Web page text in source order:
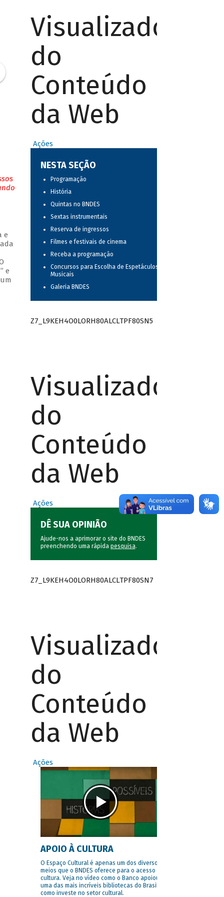
e
e
Visualizador
do
Conteúdo
da Web
Ações
NESTA SEÇÃO
Programação
História
Quintas no BNDES
Sextas instrumentais
Reserva de ingressos
Filmes e festivais de cinema
Receba a programação
Concursos para Escolha de Espetáculos
Musicais
Galeria BNDES
Z7_L9KEH4O0LORH80ALCLTPF80SN5
Visualizador
do
Conteúdo
da Web
Ações
DÊ SUA OPINIÃO
Ajude-nos a aprimorar o site do BNDES
preenchendo uma rápida pesquisa.
Z7_L9KEH4O0LORH80ALCLTPF80SN7
Visualizador
do
Conteúdo
da Web
Ações
APOIO À CULTURA
O Espaço Cultural é apenas um dos diversos
meios que o BNDES oferece para o acesso à
cultura. Veja no vídeo como o Banco apoiou
uma das mais incríveis bibliotecas do Brasil e
como investe no setor cultural.